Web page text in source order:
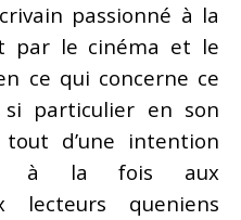
passionné à la
par le cinéma et le
ce qui concerne ce
si particulier en son
d’une intention
à la fois aux
lecteurs queniens